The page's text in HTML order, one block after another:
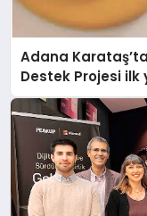
Adana
Destek Projesi ilk